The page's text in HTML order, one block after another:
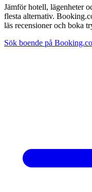
Jämför hotell, lägenheter
flesta alternativ.
läs recensioner och boka
Sök boende på